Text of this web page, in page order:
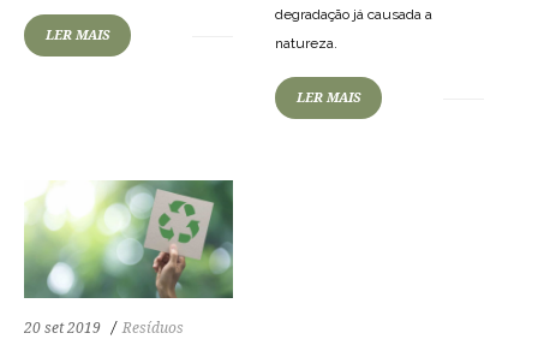
LER MAIS
degradação já causada a
natureza.
LER MAIS
20 set 2019 Resíduos
63 1250